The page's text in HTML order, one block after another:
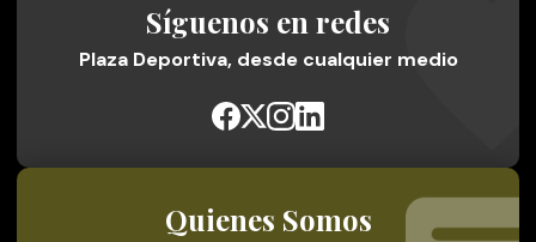
Síguenos en redes
Plaza Deportiva, desde cualquier medio
Quienes Somos